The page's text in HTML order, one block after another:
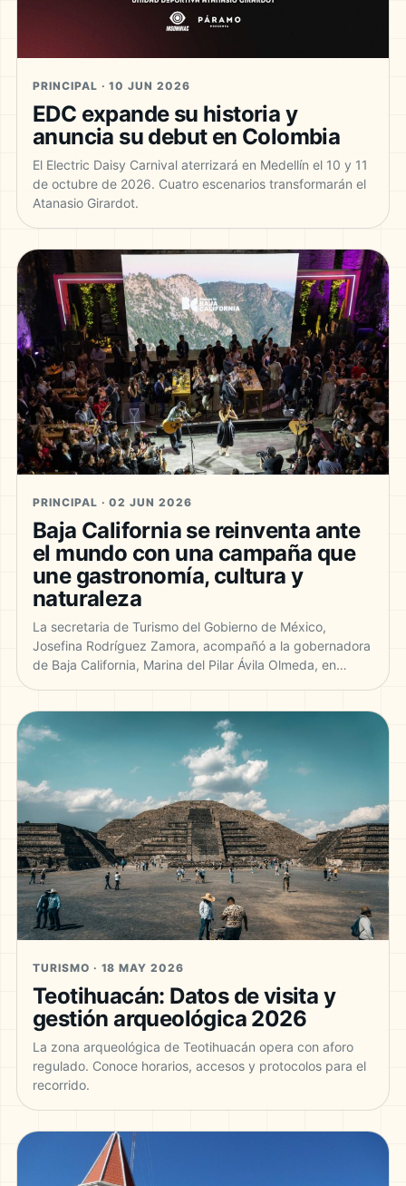
PRINCIPAL · 10 JUN 2026
EDC expande su historia y
anuncia su debut en Colombia
El Electric Daisy Carnival aterrizará en Medellín el 10 y 11
de octubre de 2026. Cuatro escenarios transformarán el
Atanasio Girardot.
PRINCIPAL · 02 JUN 2026
Baja California se reinventa ante
el mundo con una campaña que
une gastronomía, cultura y
naturaleza
La secretaria de Turismo del Gobierno de México,
Josefina Rodríguez Zamora, acompañó a la gobernadora
de Baja California, Marina del Pilar Ávila Olmeda, en…
TURISMO · 18 MAY 2026
Teotihuacán: Datos de visita y
gestión arqueológica 2026
La zona arqueológica de Teotihuacán opera con aforo
regulado. Conoce horarios, accesos y protocolos para el
recorrido.